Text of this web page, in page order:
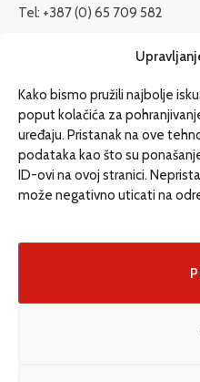
Kako bismo pružili najbolje
poput kolačića za
uređaju. Pristanak na ove
podataka kao što su
ID-ovi na ovoj stranici.
može negativno uticati na
Tel: +387 (0) 65 709 582
redakcija@etrafika.net
Dosije
Drugi pišu
Društvo